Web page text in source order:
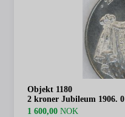
Objekt 1180
2 kroner Jubileum 1906. 0
1 600,00 NOK